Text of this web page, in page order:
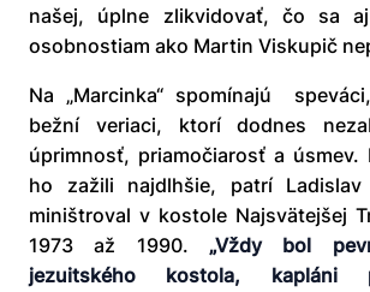
našej, úplne zlikvidovať, čo sa
osobnostiam ako Martin Viskupič
Na „Marcinka“ spomínajú
bežní veriaci, ktorí dodnes
úprimnosť, priamočiarosť a
ho zažili najdlhšie, patrí
miništroval v kostole Najsvätejšej
1973 až 1990. „Vždy bol
jezuitského kostola, kapláni